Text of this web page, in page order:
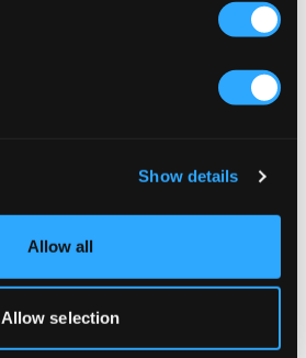
Show details
Allow all
Allow selection
LMTD
NLMLODETS LS O-NECK KNIT